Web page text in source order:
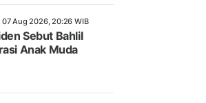
07 Aug 2026, 20:26 WIB
Sebut Bahlil
Anak Muda